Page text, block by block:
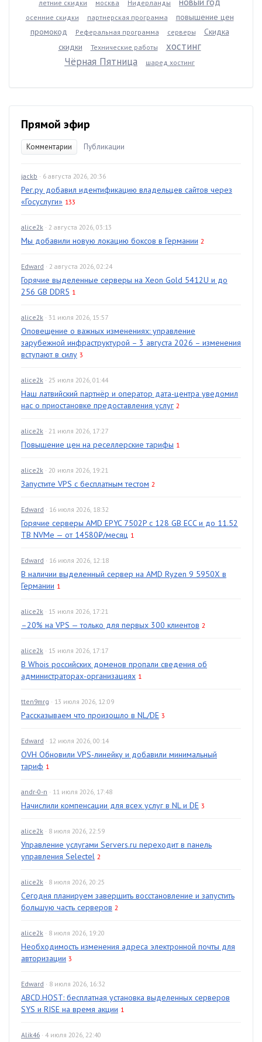
летние скидки москва Нидерланды
осенние скидки партнерская программа
повышение цен
промокод
Реферальная программа серверы
Скидка
скидки
Технические работы
хостинг
Чёрная Пятница
шаред хостинг
Прямой эфир
Комментарии Публикации
jackb · 6 августа 2026, 20:36
Рег.ру добавил идентификацию владельцев сайтов через
«Госуслуги» 133
alice2k · 2 августа 2026, 03:13
Мы добавили новую локацию боксов в Германии 2
Edward · 2 августа 2026, 02:24
Горячие выделенные серверы на Xeon Gold 5412U и до
256 GB DDR5 1
alice2k · 31 июля 2026, 15:57
Оповещение о важных изменениях: управление
зарубежной инфраструктурой – 3 августа 2026 – изменения
вступают в силу 3
alice2k · 25 июля 2026, 01:44
Наш латвийский партнёр и оператор дата-центра уведомил
нас о приостановке предоставления услуг 2
alice2k · 21 июля 2026, 17:27
Повышение цен на реселлерские тарифы 1
alice2k · 20 июля 2026, 19:21
Запустите VPS с бесплатным тестом 2
Edward · 16 июля 2026, 18:32
Горячие серверы AMD EPYC 7502P с 128 GB ECC и до 11.52
TB NVMe — от 14580₽/месяц 1
Edward · 16 июля 2026, 12:18
В наличии выделенный сервер на AMD Ryzen 9 5950X в
Германии 1
alice2k · 15 июля 2026, 17:21
–20% на VPS — только для первых 300 клиентов 2
alice2k · 15 июля 2026, 17:17
В Whois российских доменов пропали сведения об
администраторах-организациях 1
tten9mrg · 13 июля 2026, 12:09
Рассказываем что произошло в NL/DE 3
Edward · 12 июля 2026, 00:14
OVH Обновили VPS-линейку и добавили минимальный
тариф 1
andr-0-n · 11 июля 2026, 17:48
Начислили компенсации для всех услуг в NL и DE 3
alice2k · 8 июля 2026, 22:59
Управление услугами Servers.ru переходит в панель
управления Selectel 2
alice2k · 8 июля 2026, 20:25
Сегодня планируем завершить восстановление и запустить
большую часть серверов 2
alice2k · 8 июля 2026, 19:20
Необходимость изменения адреса электронной почты для
авторизации 3
Edward · 8 июля 2026, 16:32
ABCD.HOST: бесплатная установка выделенных серверов
SYS и RISE на время акции 1
Alik46 · 4 июля 2026, 22:40